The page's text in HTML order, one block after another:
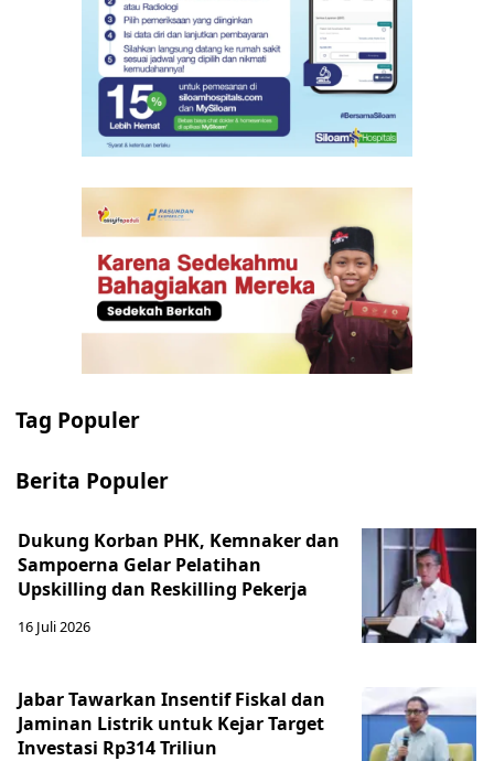
Tag Populer
Berita Populer
Dukung Korban PHK, Kemnaker dan
Sampoerna Gelar Pelatihan
Upskilling dan Reskilling Pekerja
16 Juli 2026
Jabar Tawarkan Insentif Fiskal dan
Jaminan Listrik untuk Kejar Target
Investasi Rp314 Triliun